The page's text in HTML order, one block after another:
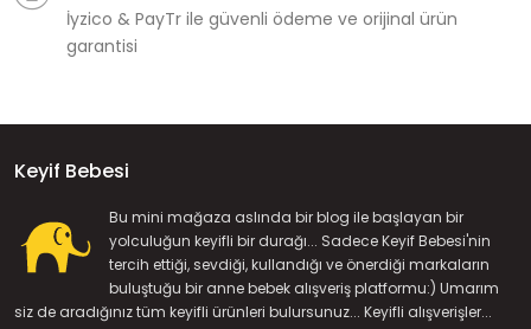
İyzico & PayTr ile güvenli ödeme ve orijinal ürün
garantisi
Keyif Bebesi
Bu mini mağaza aslında bir blog ile başlayan bir
yolculuğun keyifli bir durağı... Sadece Keyif Bebesi'nin
tercih ettiği, sevdiği, kullandığı ve önerdiği markaların
buluştuğu bir anne bebek alışveriş platformu:) Umarım
siz de aradığınız tüm keyifli ürünleri bulursunuz... Keyifli alışverişler...